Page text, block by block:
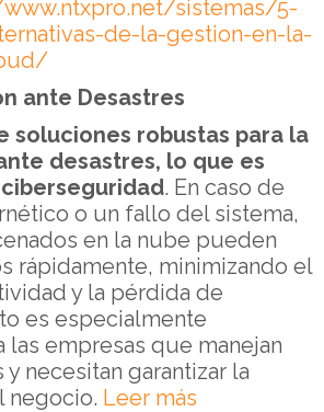
sistemas/5-
de-la-gestion-en-la-
ante Desastres
soluciones robustas para la
desastres, lo que es
. En caso de
o un fallo del sistema,
en la nube pueden
rápidamente, minimizando el
y la pérdida de
es especialmente
las empresas que manejan
necesitan garantizar la
negocio. Leer más